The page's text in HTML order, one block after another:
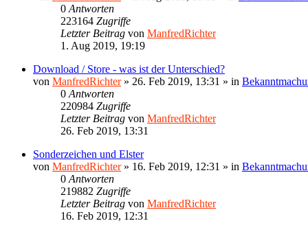
0 Antworten
223164 Zugriffe
Letzter Beitrag von ManfredRichter
1. Aug 2019, 19:19
Download / Store - was ist der Unterschied?
von ManfredRichter» 26. Feb 2019, 13:31 » in
0 Antworten
220984 Zugriffe
Letzter Beitrag von ManfredRichter
26. Feb 2019, 13:31
Sonderzeichen und Elster
von ManfredRichter» 16. Feb 2019, 12:31 » in
0 Antworten
219882 Zugriffe
Letzter Beitrag von ManfredRichter
16. Feb 2019, 12:31